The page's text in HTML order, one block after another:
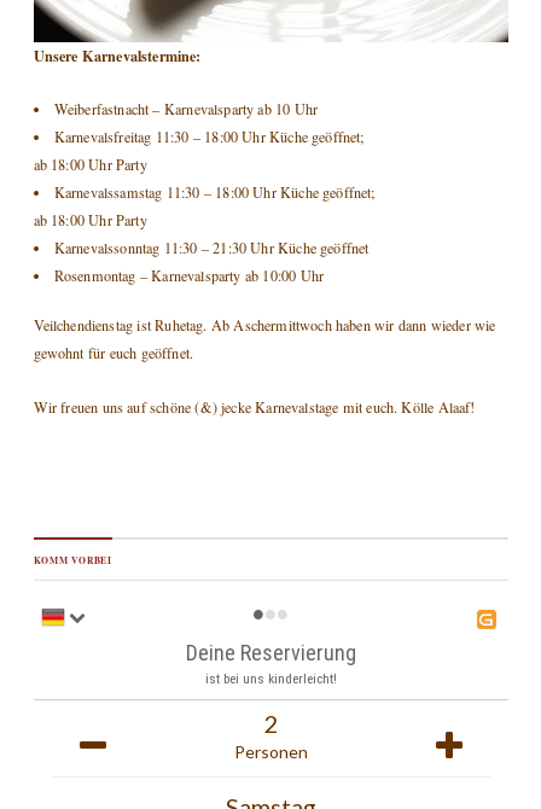
Unsere Karnevalstermine:
Weiberfastnacht – Karnevalsparty ab 10 Uhr
Karnevalsfreitag 11:30 – 18:00 Uhr Küche geöffnet;
ab 18:00 Uhr Party
Karnevalssamstag 11:30 – 18:00 Uhr Küche geöffnet;
ab 18:00 Uhr Party
Karnevalssonntag 11:30 – 21:30 Uhr Küche geöffnet
Rosenmontag – Karnevalsparty ab 10:00 Uhr
Veilchendienstag ist Ruhetag. Ab Aschermittwoch haben wir dann wieder wie
gewohnt für euch geöffnet.
Wir freuen uns auf schöne (&) jecke Karnevalstage mit euch. Kölle Alaaf!
KOMM VORBEI